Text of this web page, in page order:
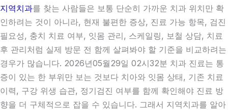
지역치과를 찾는 사람들은 보통 단순히 가까운 치과 위치만 확
인하려는 것이 아니라, 현재 불편한 증상, 진료 가능 항목, 검진
필요성, 충치 치료 여부, 잇몸 관리, 스케일링, 보철 상담, 치료
후 관리처럼 실제 방문 전 함께 살펴봐야 할 기준을 비교하려는
경우가 많습니다. 2026년05월29일 02시32분 치과 진료는 통
증이 있는 한 부위만 보는 것보다 치아와 잇몸 상태, 기존 치료
이력, 구강 위생 습관, 정기검진 여부를 함께 확인해야 진료 방
향을 더 구체적으로 잡을 수 있습니다. 그래서 지역치과를 알아